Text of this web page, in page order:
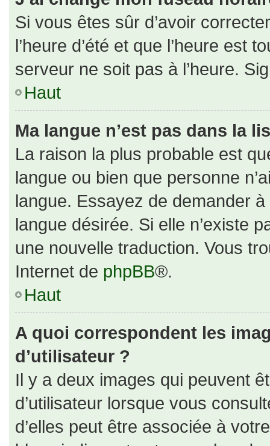
Si vous êtes sûr d’avoir
l’heure d’été et que l’heure est
serveur ne soit pas à l’heure.
Haut
Ma langue n’est pas dans la
La raison la plus probable est
langue ou bien que personne
langue. Essayez de demander
langue désirée. Si elle n’existe
une nouvelle traduction. Vous
Internet de phpBB®.
Haut
A quoi correspondent les
d’utilisateur ?
Il y a deux images qui peuvent
d’utilisateur lorsque vous
d’elles peut être associée à